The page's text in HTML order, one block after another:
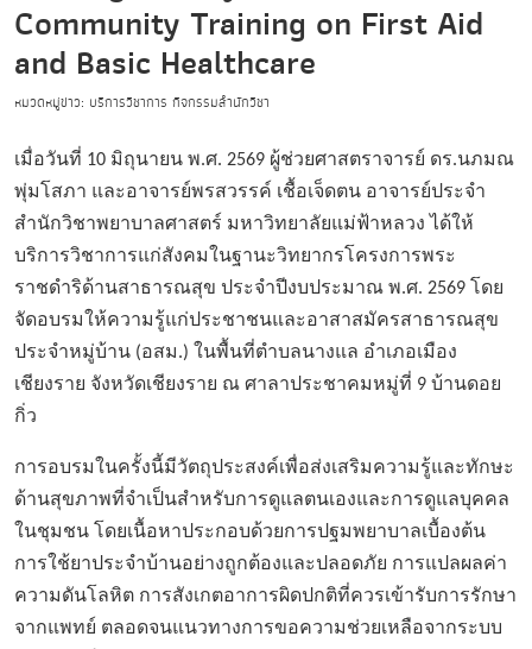
Community Training on First Aid
and Basic Healthcare
หมวดหมู่ข่าว: บริการวิชาการ กิจกรรมสำนักวิชา
เมื่อวันที่ 10 มิถุนายน พ.ศ. 2569 ผู้ช่วยศาสตราจารย์ ดร.นภมณ
พุ่มโสภา และอาจารย์พรสวรรค์ เชื้อเจ็ดตน อาจารย์ประจำ
สำนักวิชาพยาบาลศาสตร์ มหาวิทยาลัยแม่ฟ้าหลวง ได้ให้
บริการวิชาการแก่สังคมในฐานะวิทยากรโครงการพระ
ราชดำริด้านสาธารณสุข ประจำปีงบประมาณ พ.ศ. 2569 โดย
จัดอบรมให้ความรู้แก่ประชาชนและอาสาสมัครสาธารณสุข
ประจำหมู่บ้าน (อสม.) ในพื้นที่ตำบลนางแล อำเภอเมือง
เชียงราย จังหวัดเชียงราย ณ ศาลาประชาคมหมู่ที่ 9 บ้านดอย
กิ่ว
การอบรมในครั้งนี้มีวัตถุประสงค์เพื่อส่งเสริมความรู้และทักษะ
ด้านสุขภาพที่จำเป็นสำหรับการดูแลตนเองและการดูแลบุคคล
ในชุมชน โดยเนื้อหาประกอบด้วยการปฐมพยาบาลเบื้องต้น
การใช้ยาประจำบ้านอย่างถูกต้องและปลอดภัย การแปลผลค่า
ความดันโลหิต การสังเกตอาการผิดปกติที่ควรเข้ารับการรักษา
จากแพทย์ ตลอดจนแนวทางการขอความช่วยเหลือจากระบบ